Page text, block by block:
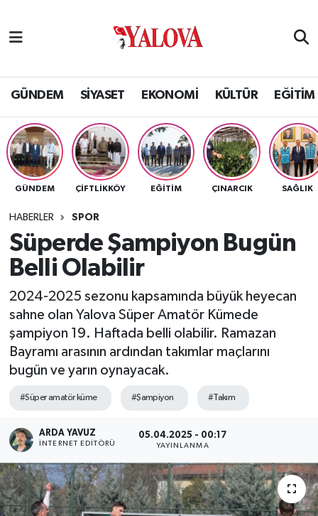
GÜNDEM SİYASET EKONOMİ KÜLTÜR EĞİTİM
GÜNDEM ÇİFTLİKKÖY EĞİTİM ÇINARCIK SAĞLIK
HABERLER SPOR
Süperde Şampiyon Bugün
Belli Olabilir
2024-2025 sezonu kapsamında büyük heyecan
sahne olan Yalova Süper Amatör Kümede
şampiyon 19. Haftada belli olabilir. Ramazan
Bayramı arasının ardından takımlar maçlarını
bugün ve yarın oynayacak.
#Süper amatör küme #Şampiyon #Takım
ARDA YAVUZ
İNTERNET EDITÖRÜ
05.04.2025 - 00:17
YAYINLANMA
SİYASET
EKONOMİ
KÜLTÜR
BİLİM VE TEKNOLOJİ
ASAYİŞ
SAĞLIK
SPOR
ULUSAL
Yalova Nöbetçi Eczaneler
Yalova Hava Durumu
Yalova Namaz Vakitleri
Yalova Trafik Yoğunluk Haritası
Tüm Manşetler
Son Dakika Haberleri
Haber Arşivi